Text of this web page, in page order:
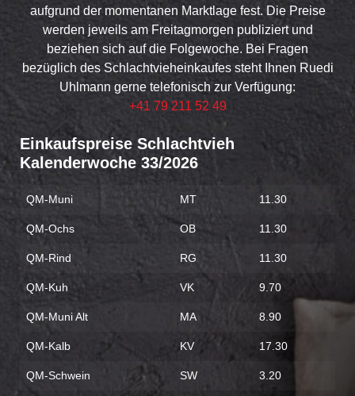
aufgrund der momentanen Marktlage fest. Die Preise
werden jeweils am Freitagmorgen publiziert und
beziehen sich auf die Folgewoche. Bei Fragen
bezüglich des Schlachtvieheinkaufes steht Ihnen Ruedi
Uhlmann gerne telefonisch zur Verfügung:
+41 79 211 52 49
33/2026
QM-Muni MT 11.30
QM-Ochs OB 11.30
QM-Rind RG 11.30
QM-Kuh VK 9.70
QM-Muni Alt MA 8.90
QM-Kalb KV 17.30
QM-Schwein SW 3.20